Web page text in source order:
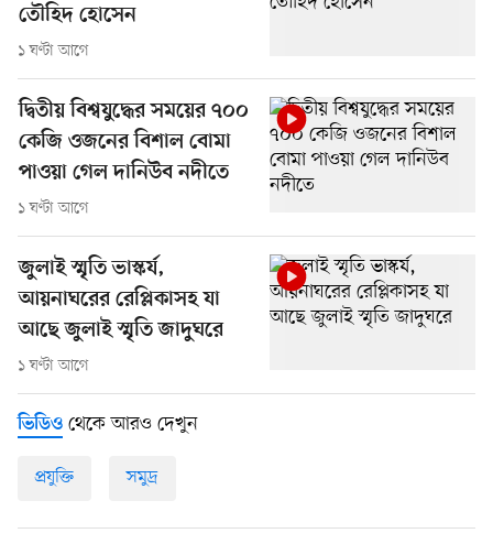
তৌহিদ হোসেন
১ ঘণ্টা আগে
দ্বিতীয় বিশ্বযুদ্ধের সময়ের ৭০০
কেজি ওজনের বিশাল বোমা
পাওয়া গেল দানিউব নদীতে
১ ঘণ্টা আগে
জুলাই স্মৃতি ভাস্কর্য,
আয়নাঘরের রেপ্লিকাসহ যা
আছে জুলাই স্মৃতি জাদুঘরে
১ ঘণ্টা আগে
ভিডিও থেকে আরও দেখুন
প্রযুক্তি সমুদ্র